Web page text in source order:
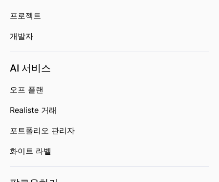
프로젝트
개발자
AI 서비스
오프 플랜
Realiste 거래
포트폴리오 관리자
화이트 라벨